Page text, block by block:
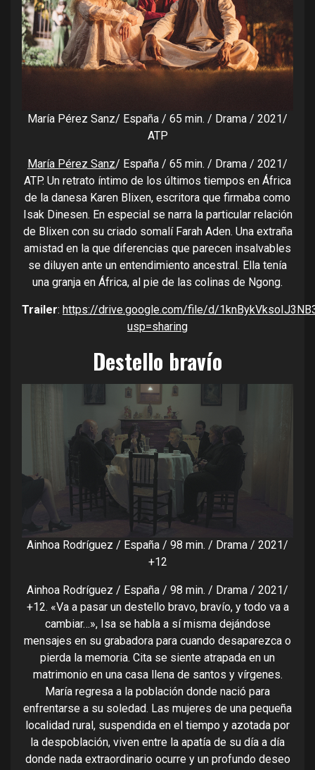
María Pérez Sanz/ España / 65 min. / Drama / 2021/
ATP
María Pérez Sanz/ España / 65 min. / Drama / 2021/
ATP. Un retrato íntimo de los últimos tiempos en África
de la danesa Karen Blixen, escritora que firmaba como
Isak Dinesen. En especial se narra la particular relación
de Blixen con su criado somalí Farah Aden. Una extraña
amistad en la que diferencias que parecen insalvables
se diluyen ante un entendimiento ancestral. Ella tenía
una granja en África, al pie de las colinas de Ngong.
Trailer: https://drive.google.com/file/d/
usp=sharing
Destello bravío
Ainhoa Rodríguez / España / 98 min. / Drama / 2021/
+12
Ainhoa Rodríguez / España / 98 min. / Drama / 2021/
+12. «Va a pasar un destello bravo, bravío, y todo va a
cambiar…», Isa se habla a sí misma dejándose
mensajes en su grabadora para cuando desaparezca o
pierda la memoria. Cita se siente atrapada en un
matrimonio en una casa llena de santos y vírgenes.
María regresa a la población donde nació para
enfrentarse a su soledad. Las mujeres de una pequeña
localidad rural, suspendida en el tiempo y azotada por
la despoblación, viven entre la apatía de su día a día
donde nada extraordinario ocurre y un profundo deseo